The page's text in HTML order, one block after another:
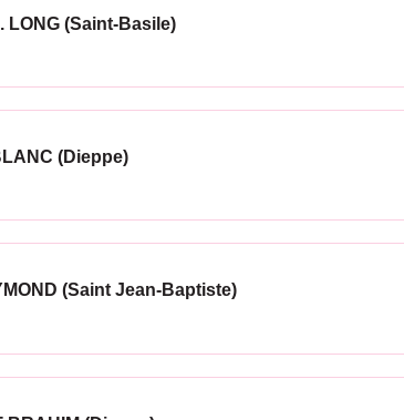
LONG (Saint-Basile)
(Dieppe)
(Saint Jean-Baptiste)